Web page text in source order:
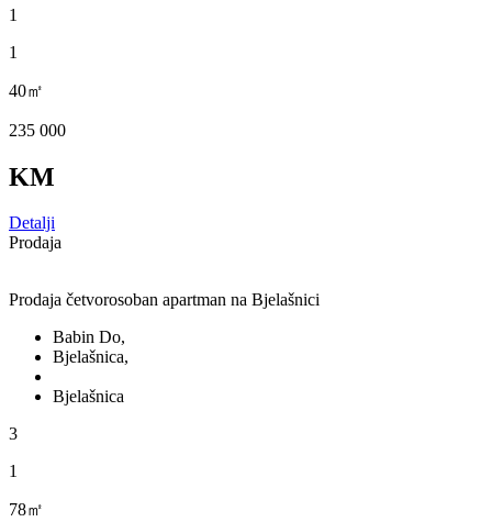
1
1
40㎡
235 000
KM
Detalji
Prodaja
Prodaja četvorosoban apartman na Bjelašnici
Babin Do,
Bjelašnica,
Bjelašnica
3
1
78㎡